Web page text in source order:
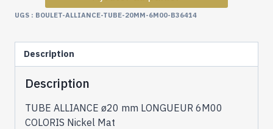
à
Boulet
20
longueur
UGS : BOULET-ALLIANCE-TUBE-20MM-6M00-B36414
Description
Description
TUBE ALLIANCE ø20 mm LONGUEUR 6M00
COLORIS Nickel Mat